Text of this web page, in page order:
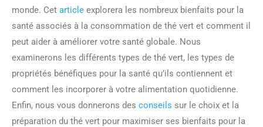
monde. Cet article explorera les nombreux bienfaits pour la
santé associés à la consommation de thé vert et comment il
peut aider à améliorer votre santé globale. Nous
examinerons les différents types de thé vert, les types de
propriétés bénéfiques pour la santé qu’ils contiennent et
comment les incorporer à votre alimentation quotidienne.
Enfin, nous vous donnerons des conseils sur le choix et la
préparation du thé vert pour maximiser ses bienfaits pour la